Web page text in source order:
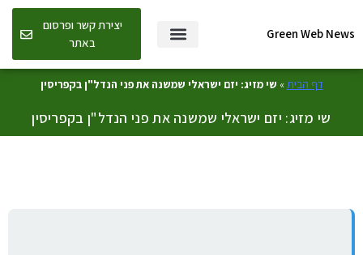
Green Web News
יצירת קשר ופרסום
באתר
דף הבית» שי מזיג: יזם ישראלי שמשנה את פני הנדל"ן בקפריסין
שי מזיג: יזם ישראלי שמשנה את פני הנדל"ן בקפריסין